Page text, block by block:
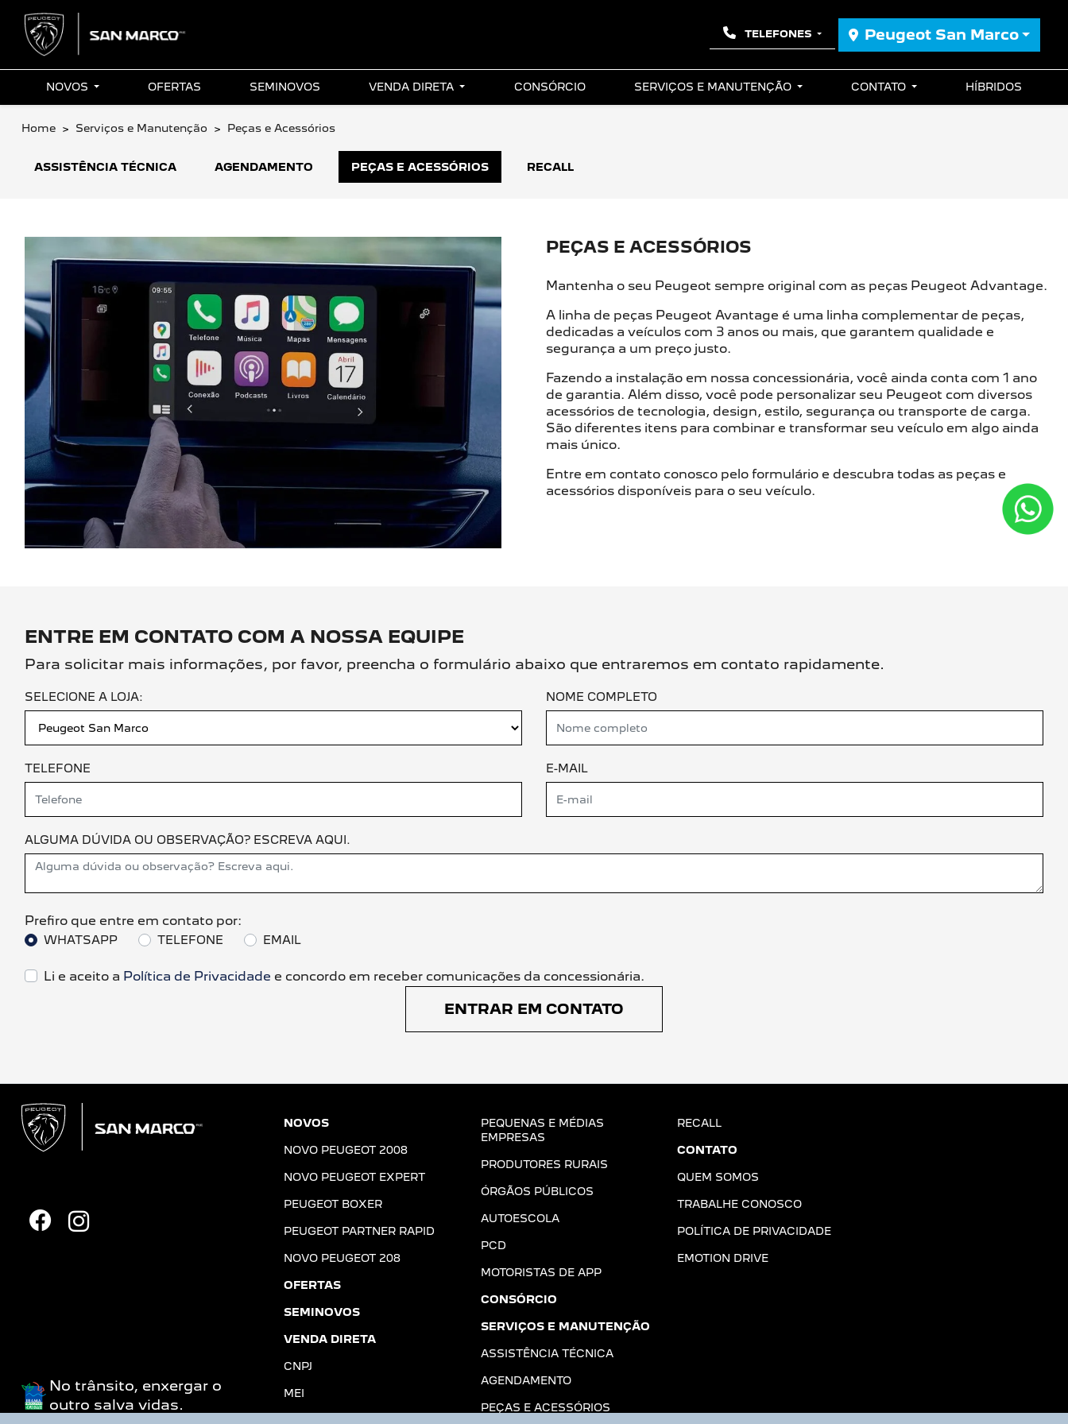
TELEFONES Peugeot San Marco
NOVOS OFERTAS SEMINOVOS VENDA DIRETA CONSÓRCIO SERVIÇOS E MANUTENÇÃO CONTATO HÍBRIDOS
Home Serviços e Manutenção Peças e Acessórios
ASSISTÊNCIA TÉCNICA AGENDAMENTO PEÇAS E ACESSÓRIOS RECALL
PEÇAS E ACESSÓRIOS
Mantenha o seu Peugeot sempre original com as peças Peugeot Advantage.
A linha de peças Peugeot Avantage é uma linha complementar de peças,
dedicadas a veículos com 3 anos ou mais, que garantem qualidade e
segurança a um preço justo.
Fazendo a instalação em nossa concessionária, você ainda conta com 1 ano
de garantia. Além disso, você pode personalizar seu Peugeot com diversos
acessórios de tecnologia, design, estilo, segurança ou transporte de carga.
São diferentes itens para combinar e transformar seu veículo em algo ainda
mais único.
Entre em contato conosco pelo formulário e descubra todas as peças e
acessórios disponíveis para o seu veículo.
ENTRE EM CONTATO COM A NOSSA EQUIPE
Para solicitar mais informações, por favor, preencha o formulário abaixo que entraremos em contato rapidamente.
SELECIONE A LOJA: NOME COMPLETO
TELEFONE E-MAIL
ALGUMA DÚVIDA OU OBSERVAÇÃO? ESCREVA AQUI.
Prefiro que entre em contato por:
WHATSAPP TELEFONE EMAIL
Li e aceito a Política de Privacidade e concordo em receber comunicações da concessionária.
ENTRAR EM CONTATO
No trânsito, enxergar o
outro salva vidas.
NOVOS
NOVO PEUGEOT 2008
NOVO PEUGEOT EXPERT
PEUGEOT BOXER
PEUGEOT PARTNER RAPID
NOVO PEUGEOT 208
OFERTAS
SEMINOVOS
VENDA DIRETA
CNPJ
MEI
PEQUENAS E MÉDIAS
EMPRESAS
PRODUTORES RURAIS
ÓRGÃOS PÚBLICOS
AUTOESCOLA
PCD
MOTORISTAS DE APP
CONSÓRCIO
SERVIÇOS E MANUTENÇÃO
ASSISTÊNCIA TÉCNICA
AGENDAMENTO
PEÇAS E ACESSÓRIOS
RECALL
CONTATO
QUEM SOMOS
TRABALHE CONOSCO
POLÍTICA DE PRIVACIDADE
EMOTION DRIVE